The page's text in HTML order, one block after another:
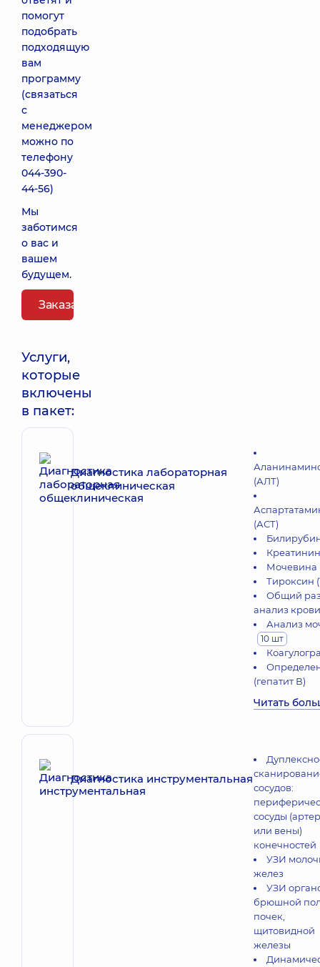
помогут
подобрать
подходящую
вам
программу
(связаться
с
менеджером
можно по
телефону
044-390-
44-56)
Мы
заботимся
о вас и
вашем
будущем.
Заказать пакет
Услуги,
которые
включены
в пакет:
Диагностика лабораторная
общеклиническая
(АЛТ)
(АСТ)
Мочевина
Тироксин
Общий
анализ
Анализ
10 шт
(гепатит В)
Читать
Диагностика инструментальная
сосудов:
сосуды
или вены)
конечностей
УЗИ
желез
УЗИ
брюшной
почек,
щитовидной
железы